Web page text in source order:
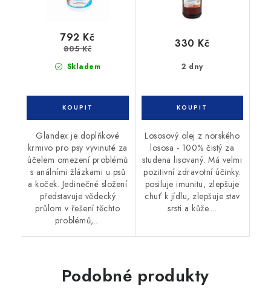
Skladem
792 Kč
805 Kč
Glandex je doplňkové
krmivo pro psy vyvinuté za
účelem omezení problémů
s análními žlázkami u psů
a koček. Jedinečné složení
představuje vědecký
průlom v řešení těchto
problémů,...
2 dny
330 Kč
Lososový olej z norského
lososa - 100% čistý za
studena lisovaný. Má velmi
pozitivní zdravotní účinky:
posiluje imunitu, zlepšuje
chuť k jídlu, zlepšuje stav
srsti a kůže....
Podobné produkty